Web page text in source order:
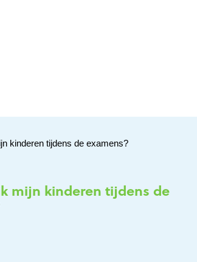
mijn kinderen tijdens de